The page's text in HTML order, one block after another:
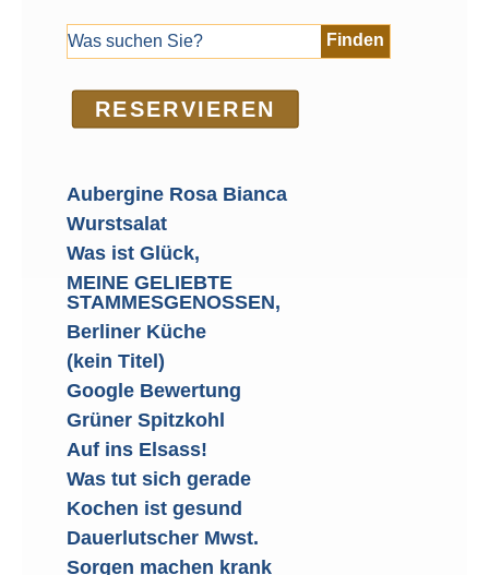
RE­SER­VIEREN
Aubergine Rosa Bianca
Wurstsalat
Was ist Glück,
MEINE GELIEBTE
STAMMESGENOSSEN,
Berliner Küche
(kein Titel)
Google Bewertung
Grüner Spitzkohl
Auf ins Elsass!
Was tut sich gerade
Kochen ist gesund
Dauerlutscher Mwst.
Sorgen machen krank